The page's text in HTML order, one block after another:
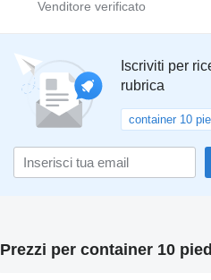
Iscriviti per
rubrica
container 10
Prezzi per container 10